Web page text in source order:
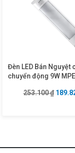
Đèn LED Bán Nguyệt
chuyển động 9W
253.100₫ Giá